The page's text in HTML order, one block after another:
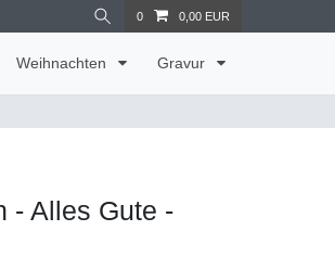
0 0,00 EUR
Weihnachten Gravur
- Alles Gute -